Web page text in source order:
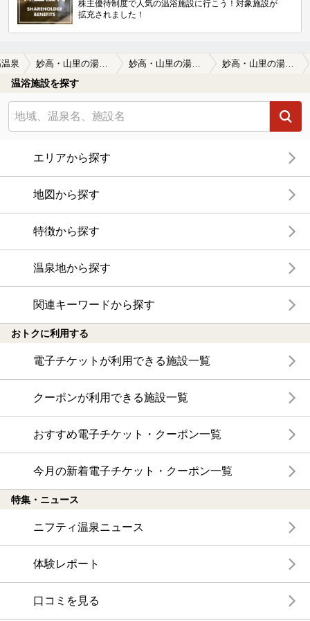
株主優待制度で人気の温浴施設に行こう！対象施設が
拡充されました！
泉 妙高・山里の湯宿 香風館の口コミ 日帰り温泉のみ利用しましたが古風な…
温浴施設を探す
エリアから探す
地図から探す
特徴から探す
温泉地から探す
関連キーワードから探す
おトクに利用する
電子チケットが利用できる施設一覧
クーポンが利用できる施設一覧
おすすめ電子チケット・クーポン一覧
今月の新着電子チケット・クーポン一覧
特集・ニュース
ニフティ温泉ニュース
体験レポート
口コミを見る